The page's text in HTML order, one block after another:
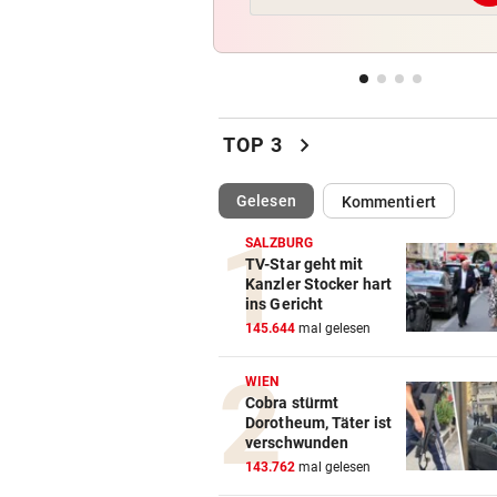
„Diese Menschen dürfen
Diese Filme sind perfekt für
Mädelsabend
WIEDER VERSCHÄRFUNGEN
Minister plant noch
Regeln für E-Scooter
„FACEBOOK-MORD“ vor
Frau in Wohnung
TOP 3 chevron_right
Gelesen(ausgewählt)Kommentiert
SALZBURG
TV-Star geht mit
Kanzler Stocker hart
ins Gericht
145.644 mal gelesen
WIEN
Cobra stürmt
Dorotheum, Täter ist
verschwunden
143.762 mal gelesen